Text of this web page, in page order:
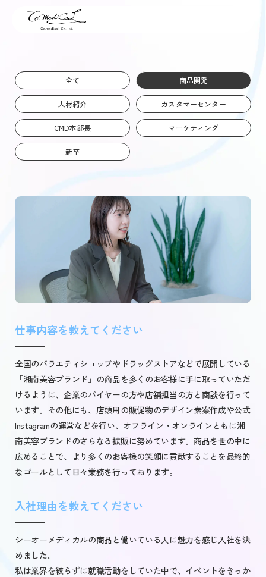
全て 商品開発
人材紹介 カスタマーセンター
CMD本部長 マーケティング
新卒
仕事内容を教えてください
全国のバラエティショップやドラッグストアなどで展開している
「湘南美容ブランド」の商品を多くのお客様に手に取っていただ
けるように、企業のバイヤーの方や店舗担当の方と商談を行って
います。その他にも、店頭用の販促物のデザイン素案作成や公式
Instagramの運営などを行い、オフライン・オンラインともに湘
南美容ブランドのさらなる拡販に努めています。商品を世の中に
広めることで、より多くのお客様の笑顔に貢献することを最終的
なゴールとして日々業務を行っております。
入社理由を教えてください
シーオーメディカルの商品と働いている人に魅力を感じ入社を決
めました。
私は業界を絞らずに就職活動をしていた中で、イベントをきっか